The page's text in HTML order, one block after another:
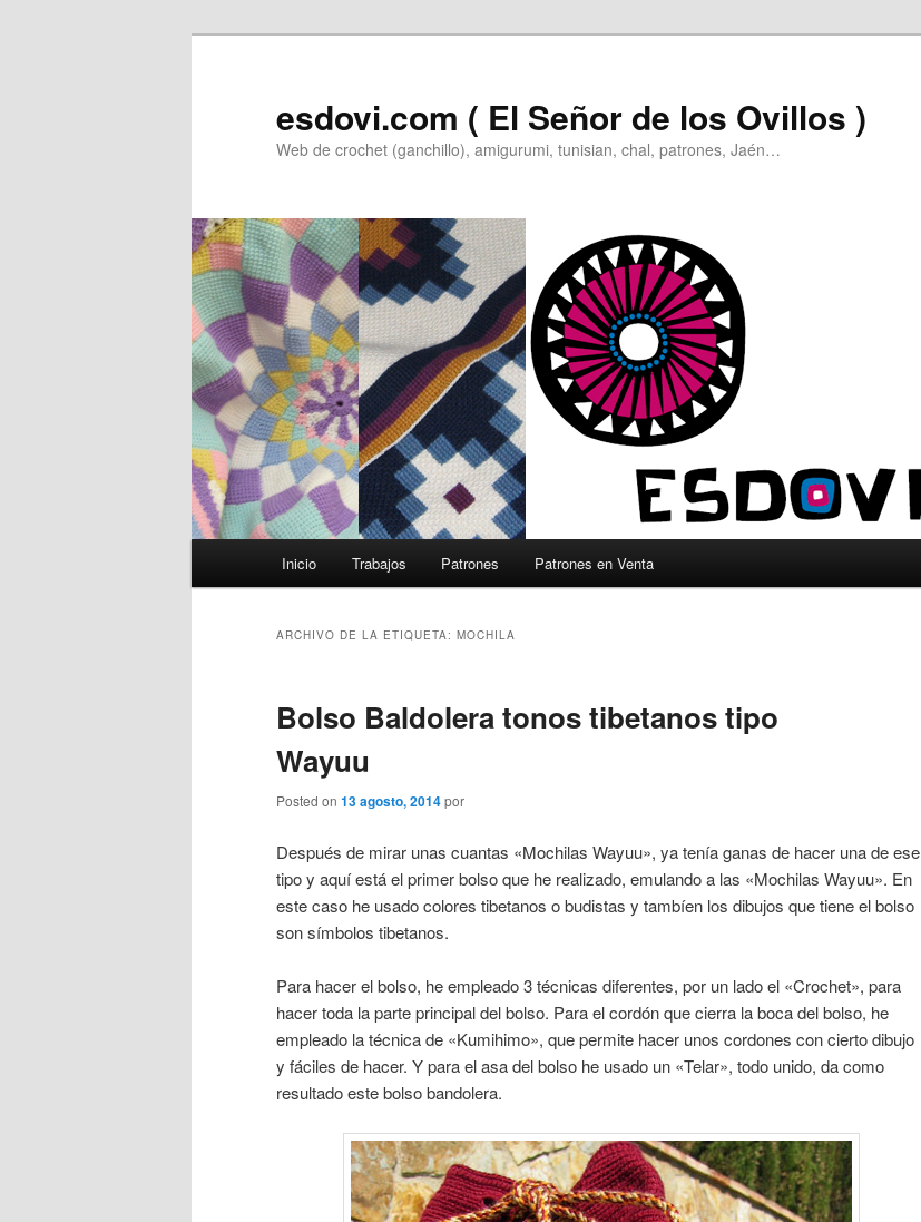
esdovi.com ( El Señor de los Ovillos )
Web de crochet (ganchillo), amigurumi, tunisian, chal, patrones, Jaén…
Inicio Trabajos Patrones Patrones en Venta
ARCHIVO DE LA ETIQUETA: MOCHILA
Bolso Baldolera tonos tibetanos tipo
Wayuu
Posted on 13 agosto, 2014por
Después de mirar unas cuantas «Mochilas Wayuu», ya tenía ganas de hacer una de ese
tipo y aquí está el primer bolso que he realizado, emulando a las «Mochilas Wayuu». En
este caso he usado colores tibetanos o budistas y tambíen los dibujos que tiene el bolso
son símbolos tibetanos.
Para hacer el bolso, he empleado 3 técnicas diferentes, por un lado el «Crochet», para
hacer toda la parte principal del bolso. Para el cordón que cierra la boca del bolso, he
empleado la técnica de «Kumihimo», que permite hacer unos cordones con cierto dibujo
y fáciles de hacer. Y para el asa del bolso he usado un «Telar», todo unido, da como
resultado este bolso bandolera.